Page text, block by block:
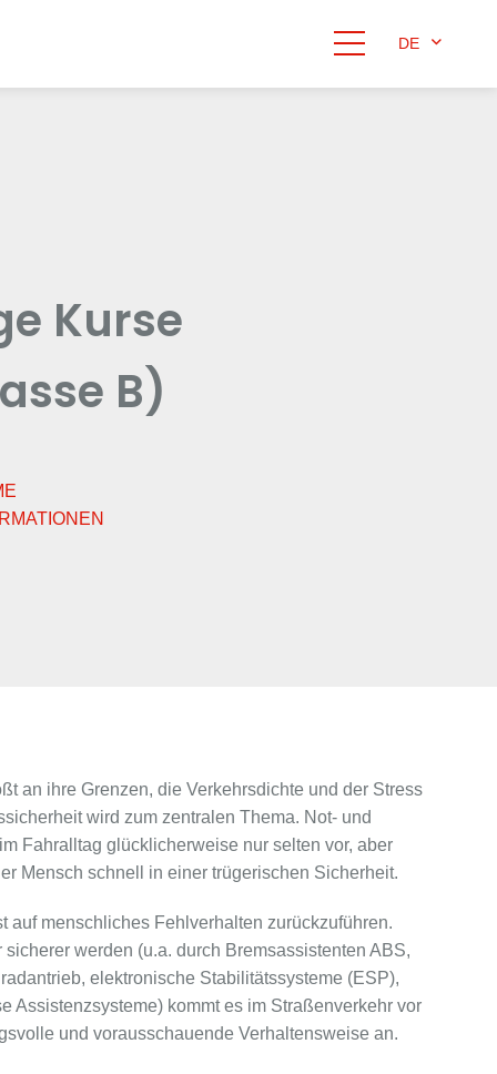
DE
Kurse
B)
an ihre Grenzen, die Verkehrsdichte und der Stress
wird zum zentralen Thema. Not- und
Fahralltag glücklicherweise nur selten vor, aber
Mensch schnell in einer trügerischen Sicherheit.
auf menschliches Fehlverhalten zurückzuführen.
werden (u.a. durch Bremsassistenten ABS,
elektronische Stabilitätssysteme (ESP),
Assistenzsysteme) kommt es im Straßenverkehr vor
und vorausschauende Verhaltensweise an.